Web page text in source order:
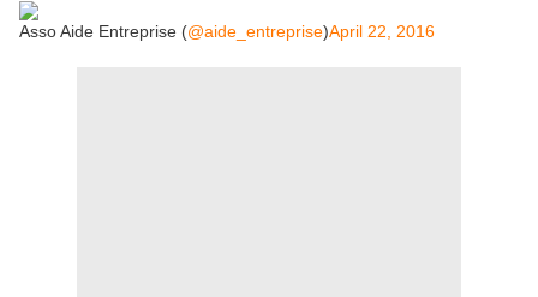
Asso Aide Entreprise (@aide_entreprise)April 22, 2016